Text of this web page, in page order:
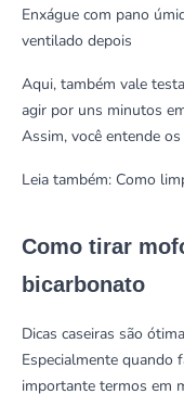
Enxágue com pano
ventilado depois
Aqui, também vale
agir por uns minutos
Assim, você entende
Leia também: Como
Como tirar
bicarbonato
Dicas caseiras são
Especialmente quando
importante termos em